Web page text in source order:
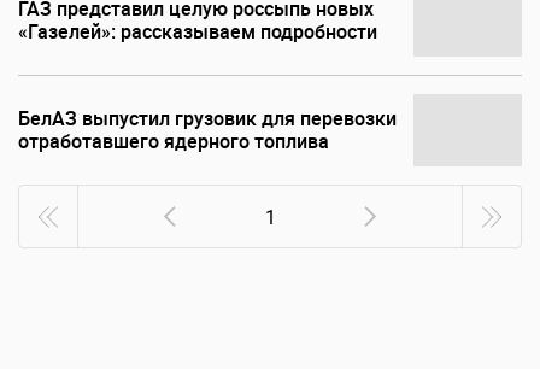
ГАЗ представил целую россыпь новых
«Газелей»: рассказываем подробности
БелАЗ выпустил грузовик для перевозки
отработавшего ядерного топлива
1